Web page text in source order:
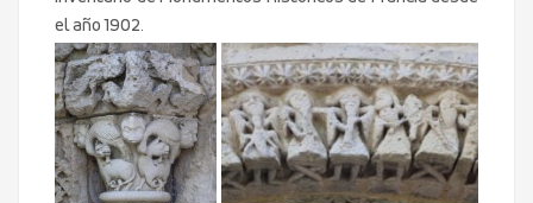
el año 1902.